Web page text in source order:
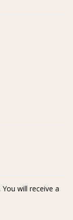
will receive a